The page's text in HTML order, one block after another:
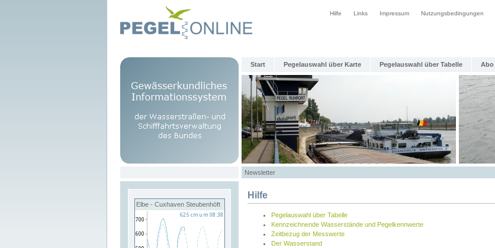
Hilfe Links Impressum Nutzungsbedingungen
Start Pegelauswahl über Karte Pegelauswahl über Tabelle Abo
Newsletter
Elbe - Cuxhaven Steubenhöft
Hilfe
Pegelauswahl über Tabelle
Kennzeichnende Wasserstände und Pegelkennwerte
Zeitbezug der Messwerte
Der Wasserstand